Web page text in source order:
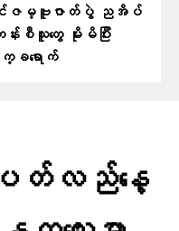
ာင်ဇမ္ဗူဇာတ်ပွဲ ညအိပ်
စီသူတွေ မိုးမိပြီး
ခရောက်
တ်လည်နေ့